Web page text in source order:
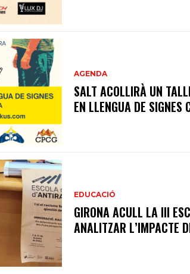
AGENDA
SALT ACOLLIRÀ UN
EN LLENGUA DE SIGNES
EDUCACIÓ
GIRONA ACULL LA III
ANALITZAR L’IMPACTE